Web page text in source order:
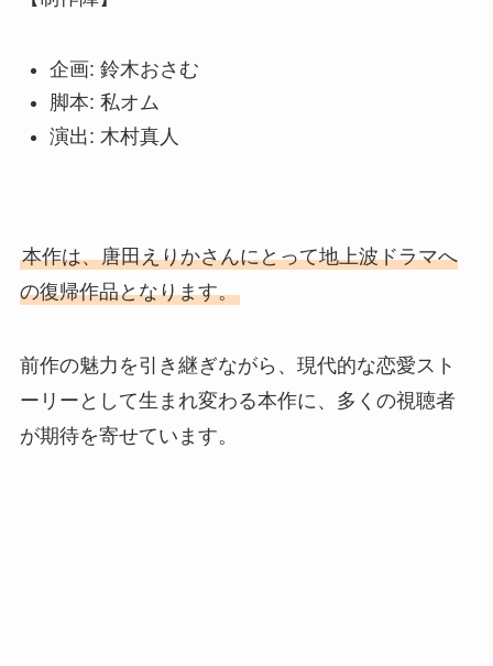
企画: 鈴木おさむ
脚本: 私オム
演出: 木村真人
本作は、唐田えりかさんにとって地上波ドラマへ
の復帰作品となります。
前作の魅力を引き継ぎながら、現代的な恋愛スト
ーリーとして生まれ変わる本作に、多くの視聴者
が期待を寄せています。